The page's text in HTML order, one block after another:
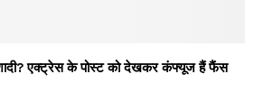
शादी? एक्ट्रेस के पोस्ट को देखकर कंफ्यूज हैं फैंस